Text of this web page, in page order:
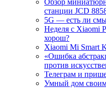
Обзор
станции JCD
5G — есть ли
Неделя с Xiaomi
хорош?
Xiaomi Mi Smart
«Ошибка
против
Телеграм и
Умный дом